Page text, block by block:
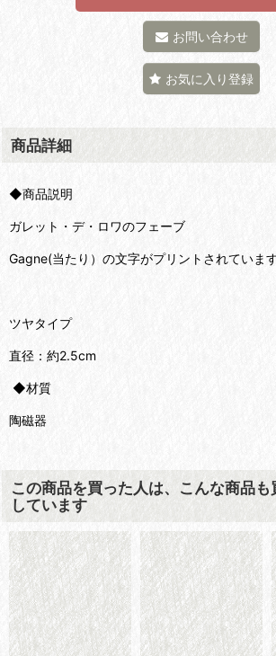
お問い合わせ
お気に入り登録
商品詳細
◆商品説明
ガレット・デ・ロワのフェーブ
Gagne(当たり）の文字がプリントされています
ツヤタイプ
直径：約2.5cm
◆材質
陶磁器
この商品を買った人は、こんな商品も
しています